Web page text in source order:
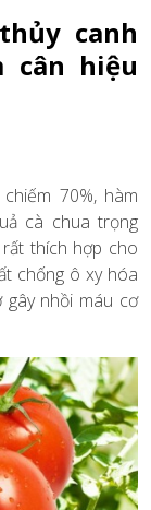
canh
cân hiệu
70%, hàm
cà chua trọng
thích hợp cho
chống ô xy hóa
gây nhồi máu cơ